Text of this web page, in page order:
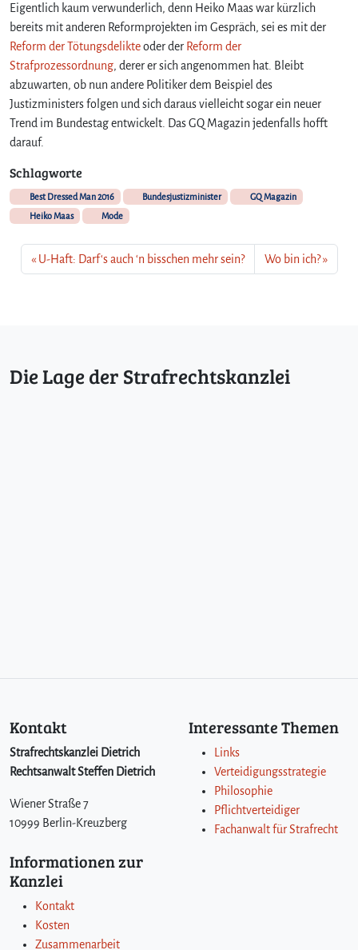
Eigentlich kaum verwunderlich, denn Heiko Maas war kürzlich
bereits mit anderen Reformprojekten im Gespräch, sei es mit der
Reform der Tötungsdelikteoder der Reform der
Strafprozessordnung, derer er sich angenommen hat. Bleibt
abzuwarten, ob nun andere Politiker dem Beispiel des
Justizministers folgen und sich daraus vielleicht sogar ein neuer
Trend im Bundestag entwickelt. Das GQ Magazin jedenfalls hofft
darauf.
Schlagworte
Best Dressed Man 2016 Bundesjustizminister
GQ Magazin
Heiko Maas
Mode
U-Haft: Darf‘s auch ‘n bisschen mehr sein? Wo bin ich?
Die Lage der Strafrechtskanzlei
Kontakt
Strafrechtskanzlei Dietrich
Rechtsanwalt Steffen Dietrich
Wiener Straße 7
10999 Berlin-Kreuzberg
Interessante Themen
Links
Verteidigungsstrategie
Philosophie
Pflichtverteidiger
Fachanwalt für Strafrecht
Informationen zur
Kanzlei
Kontakt
Kosten
Zusammenarbeit